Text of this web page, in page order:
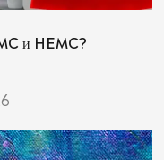
и HEMC?